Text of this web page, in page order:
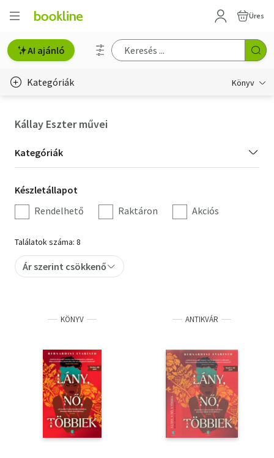
Üres
AI ajánló
Kategóriák Könyv
Hobbi, szabadidő
Irodalom
Művészet
Szakkönyv
Tankönyv, segédkönyv
Társadalomtudomány
Természettudomány
Történelem
Kállay Eszter művei
Kategória
szűrés
Kategóriák
Készletállapot
szűrés
Készletállapot
Rendelhető
Raktáron Akciós
Találatok száma: 8
Ár szerint csökkenő
KÖNYV ANTIKVÁR